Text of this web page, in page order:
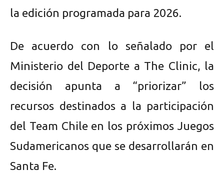
la edición programada para 2026.
De acuerdo con lo señalado por el
Ministerio del Deporte a The Clinic, la
decisión apunta a “priorizar” los
recursos destinados a la participación
del Team Chile en los próximos Juegos
Sudamericanos que se desarrollarán en
Santa Fe.